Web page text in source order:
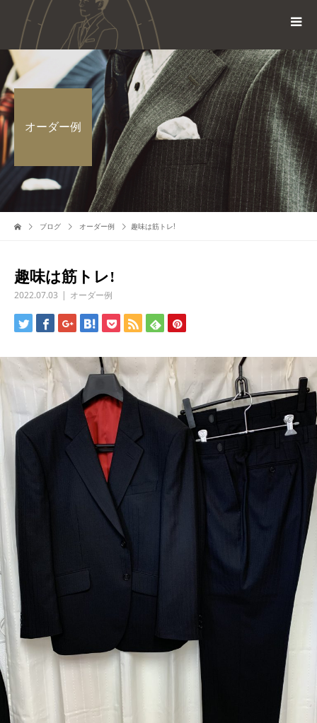
オーダー例
ブログ オーダー例 趣味は筋トレ!
趣味は筋トレ!
2022.07.03 オーダー例